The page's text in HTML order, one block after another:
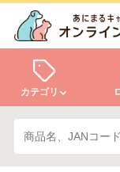
カテゴリ
犬
ログイン